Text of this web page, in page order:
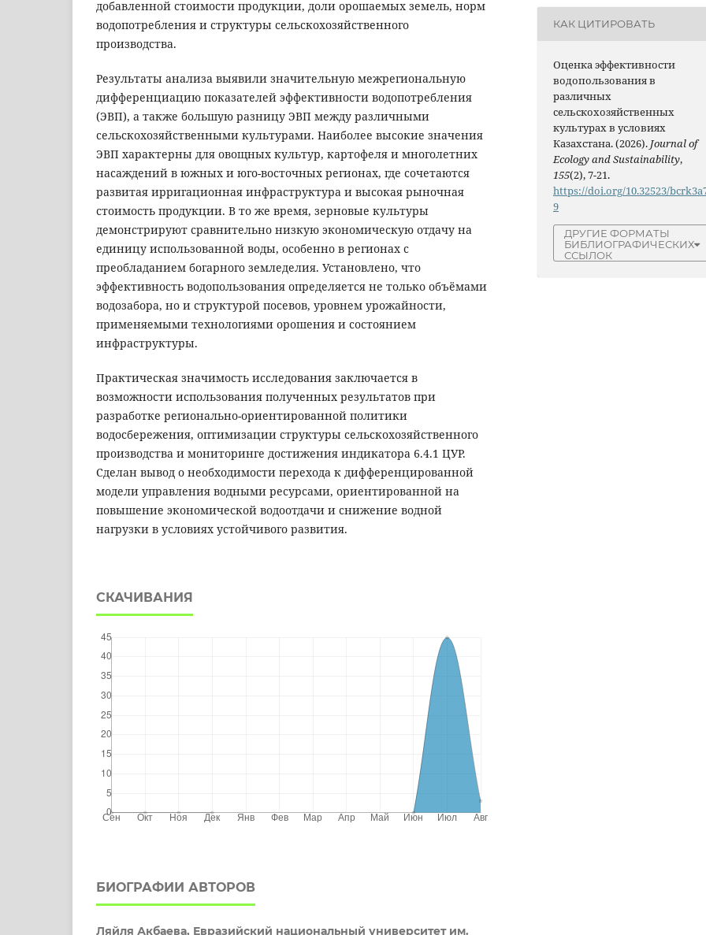
добавленной стоимости продукции, доли орошаемых земель, норм
водопотребления и структуры сельскохозяйственного
производства.
Результаты анализа выявили значительную межрегиональную
дифференциацию показателей эффективности водопотребления
(ЭВП), а также большую разницу ЭВП между различными
сельскохозяйственными культурами. Наиболее высокие значения
ЭВП характерны для овощных культур, картофеля и многолетних
насаждений в южных и юго-восточных регионах, где сочетаются
развитая ирригационная инфраструктура и высокая рыночная
стоимость продукции. В то же время, зерновые культуры
демонстрируют сравнительно низкую экономическую отдачу на
единицу использованной воды, особенно в регионах с
преобладанием богарного земледелия. Установлено, что
эффективность водопользования определяется не только объёмами
водозабора, но и структурой посевов, уровнем урожайности,
применяемыми технологиями орошения и состоянием
инфраструктуры.
Практическая значимость исследования заключается в
возможности использования полученных результатов при
разработке регионально-ориентированной политики
водосбережения, оптимизации структуры сельскохозяйственного
производства и мониторинге достижения индикатора 6.4.1 ЦУР.
Сделан вывод о необходимости перехода к дифференцированной
модели управления водными ресурсами, ориентированной на
повышение экономической водоотдачи и снижение водной
нагрузки в условиях устойчивого развития.
СКАЧИВАНИЯ
БИОГРАФИИ АВТОРОВ
Ляйля Акбаева, Евразийский национальный университет им.
КАК ЦИТИРОВАТЬ
Оценка эффективности
водопользования в
различных
сельскохозяйственных
культурах в условиях
Казахстана. (2026). Journal of
Ecology and Sustainability,
155(2), 7-21.
https://doi.org/10.32523/
9
ДРУГИЕ ФОРМАТЫ
БИБЛИОГРАФИЧЕСКИХ
ССЫЛОК